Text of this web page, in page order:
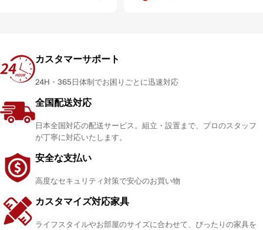
カスタマーサポート
24H・365日体制でお困りごとに迅速対応
全国配送対応
日本全国対応の配送サービス。組立・設置まで、プロのスタッフ
が丁寧に対応いたします。
安全な支払い
高度なセキュリティ対策で安心のお買い物
カスタマイズ対応家具
ライフスタイルやお部屋のサイズに合わせて、ぴったりの家具を